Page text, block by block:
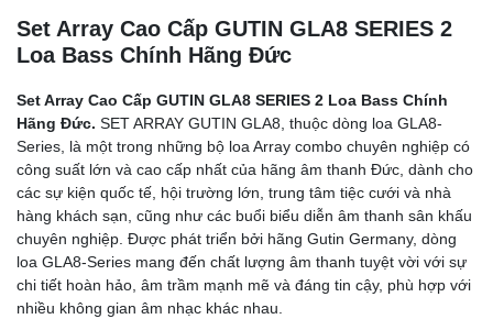
Set Array Cao Cấp GUTIN GLA8 SERIES 2
Loa Bass Chính Hãng Đức
Set Array Cao Cấp GUTIN GLA8 SERIES 2 Loa Bass Chính
Hãng Đức. SET ARRAY GUTIN GLA8, thuộc dòng loa GLA8-
Series, là một trong những bộ loa Array combo chuyên nghiệp có
công suất lớn và cao cấp nhất của hãng âm thanh Đức, dành cho
các sự kiện quốc tế, hội trường lớn, trung tâm tiệc cưới và nhà
hàng khách sạn, cũng như các buổi biểu diễn âm thanh sân khấu
chuyên nghiệp. Được phát triển bởi hãng Gutin Germany, dòng
loa GLA8-Series mang đến chất lượng âm thanh tuyệt vời với sự
chi tiết hoàn hảo, âm trầm mạnh mẽ và đáng tin cậy, phù hợp với
nhiều không gian âm nhạc khác nhau.